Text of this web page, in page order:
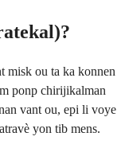
misk ou ta ka konnen
ponp chirijikalman
vant ou, epi li voye
yon tib mens.